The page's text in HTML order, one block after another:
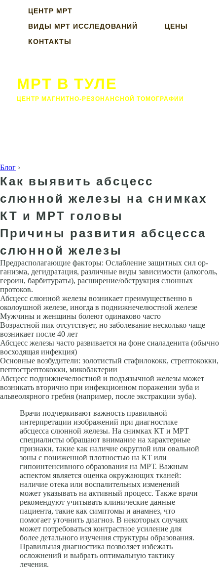
ЦЕНТР МРТ
ВИДЫ МРТ ИССЛЕДОВАНИЙ
ЦЕНЫ
КОНТАКТЫ
МРТ В ТУЛЕ
ЦЕНТР МАГНИТНО-РЕЗОНАНСНОЙ ТОМОГРАФИИ
Блог ›
Как выявить абсцесс
слюнной железы на снимках
КТ и МРТ головы
Причины развития абсцесса
слюнной железы
Предрасполагающие факторы: Ослабление защитных сил ор­
ганизма, дегидратация, различные виды зависимости (алкоголь,
героин, барбитураты), расширение/обструкция слюнных
протоков.
Абсцесс слюнной железы возникает преимущественно в
околоушной железе, иногда в поднижне­челюстной железе
Мужчины и женщины болеют одинаково часто
Воз­растной пик отсутствует, но заболевание несколько чаще
возникает после 40 лет
Абсцесс железы часто развивается на фоне сиаладенита (обычно
восходящая инфекция)
Основные возбудители: золотистый стафилококк, стрептококки,
пептострептококки, микобактерии
Абсцесс поднижнечелюстной и подъязыч­ной железы может
возникать вторично при инфекционном поражении зуба и
альвеолярного гребня (например, после экстракции зуба).
Врачи подчеркивают важность правильной
интерпретации изображений при диагностике
абсцесса слюнной железы. На снимках КТ и МРТ
специалисты обращают внимание на характерные
признаки, такие как наличие округлой или овальной
зоны с пониженной плотностью на КТ или
гипоинтенсивного образования на МРТ. Важным
аспектом является оценка окружающих тканей:
наличие отека или воспалительных изменений
может указывать на активный процесс. Также врачи
рекомендуют учитывать клинические данные
пациента, такие как симптомы и анамнез, что
помогает уточнить диагноз. В некоторых случаях
может потребоваться контрастное усиление для
более детального изучения структуры образования.
Правильная диагностика позволяет избежать
осложнений и выбрать оптимальную тактику
лечения.